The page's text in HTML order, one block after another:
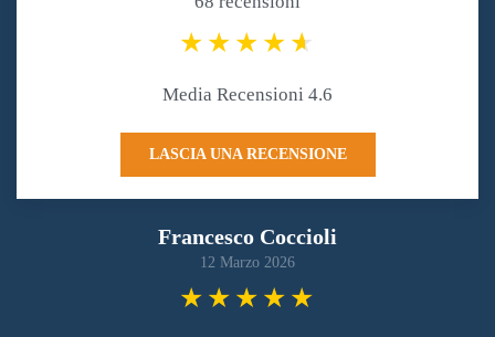
Media Recensioni 4.6
LASCIA UNA RECENSIONE
Francesco Coccioli
12 Marzo 2026